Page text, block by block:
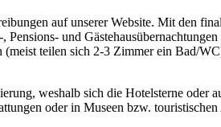
auf unserer Website. Mit den
und
(meist teilen sich 2-3 Zimmer ein Bad/
weshalb sich die Hotelsterne oder
oder in Museen bzw.